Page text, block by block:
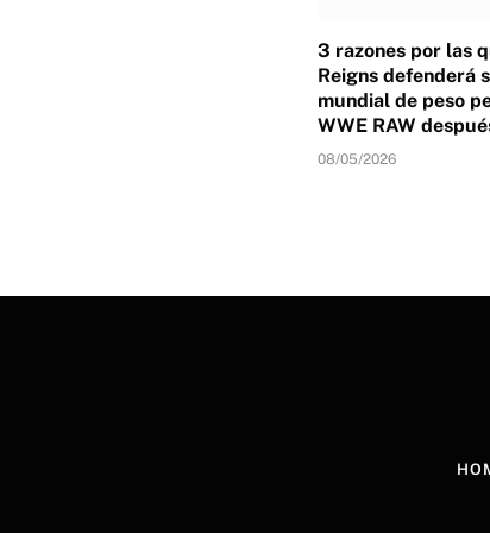
3 razones por las
Reigns defenderá
mundial de peso
WWE RAW
08/05/2026